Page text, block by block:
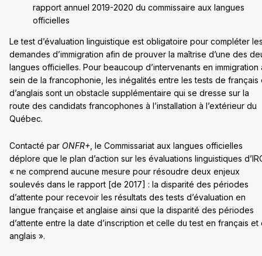
rapport annuel 2019-2020 du commissaire aux langues
officielles
Le test d’évaluation linguistique est obligatoire pour compléter
demandes d’immigration afin de prouver la maîtrise d’une des
langues officielles. Pour beaucoup d’intervenants en immigration
sein de la francophonie, les inégalités entre les tests de français
d’anglais sont un obstacle supplémentaire qui se dresse sur la
route des candidats francophones à l’installation à l’extérieur du
Québec.
Contacté par ONFR+ , le Commissariat aux langues officielles
déplore que le plan d’action sur les évaluations linguistiques
« ne comprend aucune mesure pour résoudre deux enjeux
soulevés dans le rapport [de 2017] : la disparité des périodes
d’attente pour recevoir les résultats des tests d’évaluation en
langue française et anglaise ainsi que la disparité des périodes
d’attente entre la date d’inscription et celle du test en français et
anglais ».